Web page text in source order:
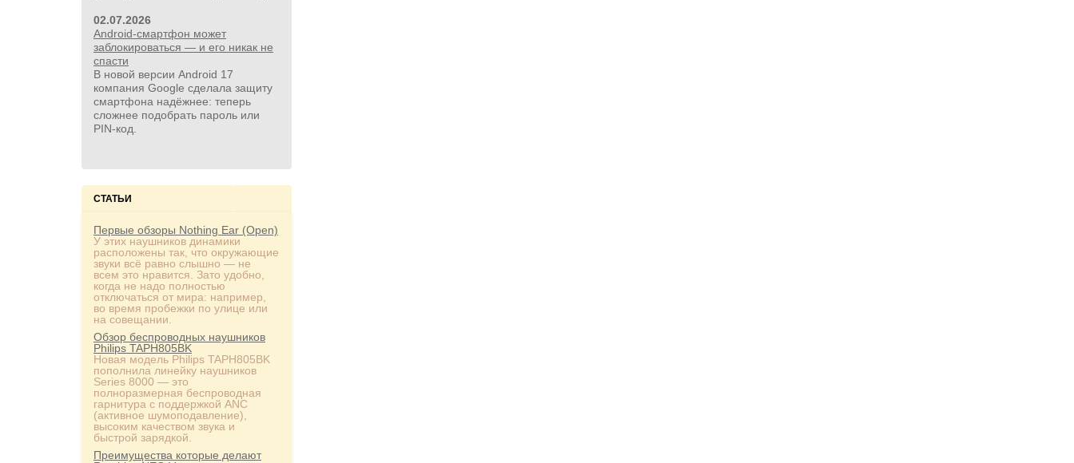
02.07.2026
Android-смартфон может
заблокироваться — и его никак не
спасти
В новой версии Android 17
компания Google сделала защиту
смартфона надёжнее: теперь
сложнее подобрать пароль или
PIN‑код.
СТАТЬИ
Первые обзоры Nothing Ear (Open)
У этих наушников динамики
расположены так, что окружающие
звуки всё равно слышно — не
всем это нравится. Зато удобно,
когда не надо полностью
отключаться от мира: например,
во время пробежки по улице или
на совещании.
Обзор беспроводных наушников
Philips TAPH805BK
Новая модель Philips TAPH805BK
пополнила линейку наушников
Series 8000 — это
полноразмерная беспроводная
гарнитура с поддержкой ANC
(активное шумоподавление),
высоким качеством звука и
быстрой зарядкой.
Преимущества которые делают